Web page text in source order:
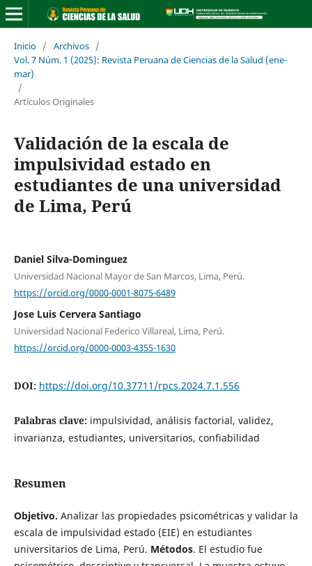
Inicio / Archivos /
Vol. 7 Núm. 1 (2025): Revista Peruana de Ciencias de la Salud (ene-
mar)
/
Artículos Originales
Validación de la escala de
impulsividad estado en
estudiantes de una universidad
de Lima, Perú
Daniel Silva-Dominguez
Universidad Nacional Mayor de San Marcos, Lima, Perú.
https://orcid.org/0000-0001-8075-6489
Jose Luis Cervera Santiago
Universidad Nacional Federico Villareal, Lima, Perú.
https://orcid.org/0000-0003-4355-1630
DOI: https://doi.org/10.37711/rpcs.2024.7.1.556
Palabras clave: impulsividad, análisis factorial, validez,
invarianza, estudiantes, universitarios, confiabilidad
Resumen
Objetivo. Analizar las propiedades psicométricas y validar la
escala de impulsividad estado (EIE) en estudiantes
universitarios de Lima, Perú. Métodos. El estudio fue